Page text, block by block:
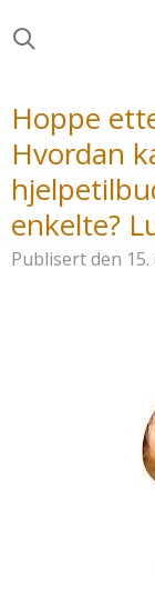
til
Hoppe
Hvordan
enkelte?
Publisert den 15.